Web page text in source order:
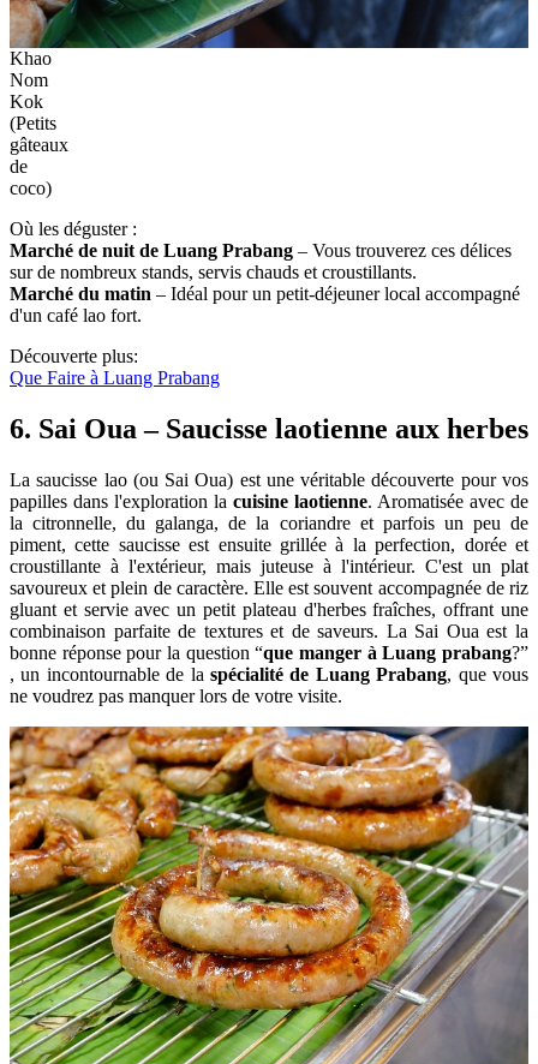
Khao
Nom
Kok
(Petits
gâteaux
de
coco)
Où les déguster :
Marché de nuit de Luang Prabang – Vous trouverez ces délices
sur de nombreux stands, servis chauds et croustillants.
Marché du matin – Idéal pour un petit-déjeuner local accompagné
d'un café lao fort. ​
Découverte plus:
Que Faire à Luang Prabang
6. Sai Oua – Saucisse laotienne aux herbes
La saucisse lao (ou Sai Oua) est une véritable découverte pour vos
papilles dans l'exploration la cuisine laotienne. Aromatisée avec de
la citronnelle, du galanga, de la coriandre et parfois un peu de
piment, cette saucisse est ensuite grillée à la perfection, dorée et
croustillante à l'extérieur, mais juteuse à l'intérieur. C'est un plat
savoureux et plein de caractère. Elle est souvent accompagnée de riz
gluant et servie avec un petit plateau d'herbes fraîches, offrant une
combinaison parfaite de textures et de saveurs. La Sai Oua est la
bonne réponse pour la question “que manger à Luang prabang?”
, un incontournable de la spécialité de Luang Prabang, que vous
ne voudrez pas manquer lors de votre visite.